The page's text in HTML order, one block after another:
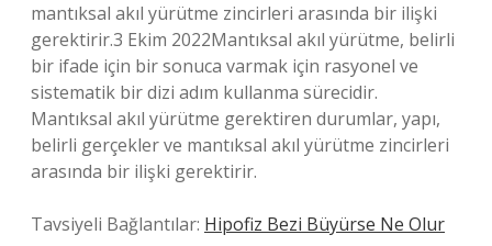
mantıksal akıl yürütme zincirleri arasında bir ilişki
gerektirir.3 Ekim 2022Mantıksal akıl yürütme, belirli
bir ifade için bir sonuca varmak için rasyonel ve
sistematik bir dizi adım kullanma sürecidir.
Mantıksal akıl yürütme gerektiren durumlar, yapı,
belirli gerçekler ve mantıksal akıl yürütme zincirleri
arasında bir ilişki gerektirir.
Tavsiyeli Bağlantılar: Hipofiz Bezi Büyürse Ne Olur